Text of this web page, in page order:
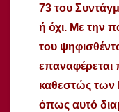
73 του
ή όχι. Με την
του
επαναφέρεται
καθεστώς των
όπως αυτό